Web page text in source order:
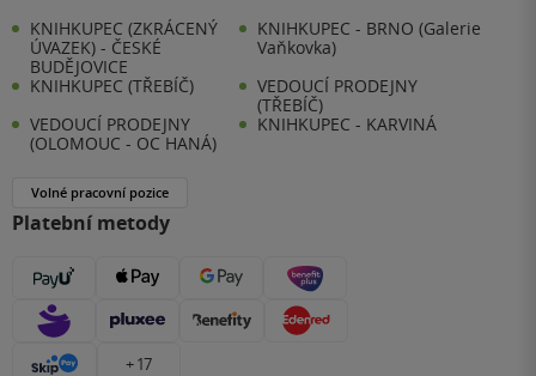
KNIHKUPEC (ZKRÁCENÝ
ÚVAZEK) - ČESKÉ
BUDĚJOVICE
KNIHKUPEC - BRNO (Galerie
Vaňkovka)
KNIHKUPEC (TŘEBÍČ)
VEDOUCÍ PRODEJNY
(TŘEBÍČ)
VEDOUCÍ PRODEJNY
(OLOMOUC - OC HANÁ)
KNIHKUPEC - KARVINÁ
Volné pracovní pozice
Platební metody
+ 17